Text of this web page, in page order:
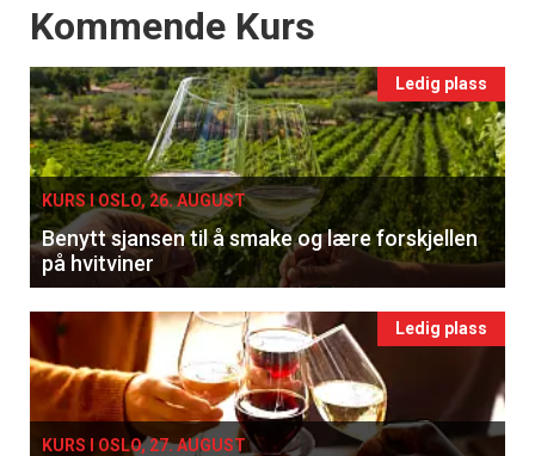
Events
Kommende Kurs
Ledig plass
KURS I OSLO, 26. AUGUST
Benytt sjansen til å smake og lære forskjellen
på hvitviner
Ledig plass
KURS I OSLO, 27. AUGUST